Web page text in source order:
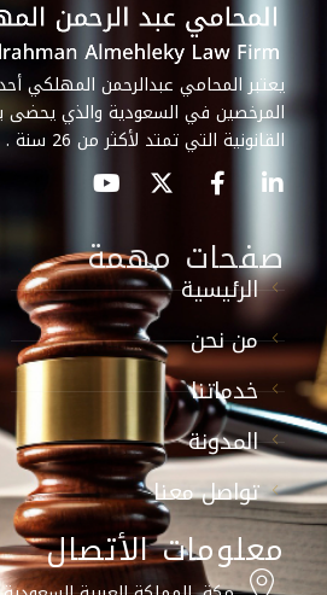
يعتبر المحامي عبدالرحمن المهلكي
المرخصين في السعودية والذي يحضى
القانونية التي تمتد لأكثر من 26 سنة .
صفحات مهمة
الرئيسية
من نحن
خدماتنا
المدونة
تواصل معنا
معلومات الأتصال